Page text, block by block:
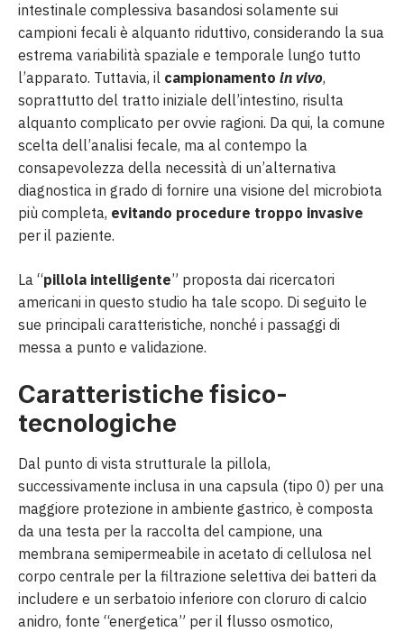
intestinale complessiva basandosi solamente sui
campioni fecali è alquanto riduttivo, considerando la sua
estrema variabilità spaziale e temporale lungo tutto
l’apparato. Tuttavia, il campionamento in vivo,
soprattutto del tratto iniziale dell’intestino, risulta
alquanto complicato per ovvie ragioni. Da qui, la comune
scelta dell’analisi fecale, ma al contempo la
consapevolezza della necessità di un’alternativa
diagnostica in grado di fornire una visione del microbiota
più completa, evitando procedure troppo invasive
per il paziente.
La “pillola intelligente” proposta dai ricercatori
americani in questo studio ha tale scopo. Di seguito le
sue principali caratteristiche, nonché i passaggi di
messa a punto e validazione.
Caratteristiche fisico-
tecnologiche
Dal punto di vista strutturale la pillola,
successivamente inclusa in una capsula (tipo 0) per una
maggiore protezione in ambiente gastrico, è composta
da una testa per la raccolta del campione, una
membrana semipermeabile in acetato di cellulosa nel
corpo centrale per la filtrazione selettiva dei batteri da
includere e un serbatoio inferiore con cloruro di calcio
anidro, fonte “energetica” per il flusso osmotico,